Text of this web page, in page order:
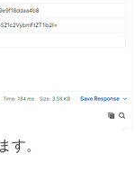
す。